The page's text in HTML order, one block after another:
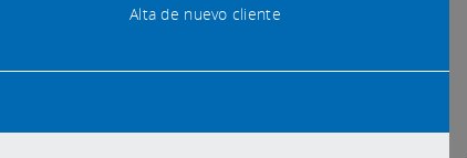
Alta de nuevo cliente